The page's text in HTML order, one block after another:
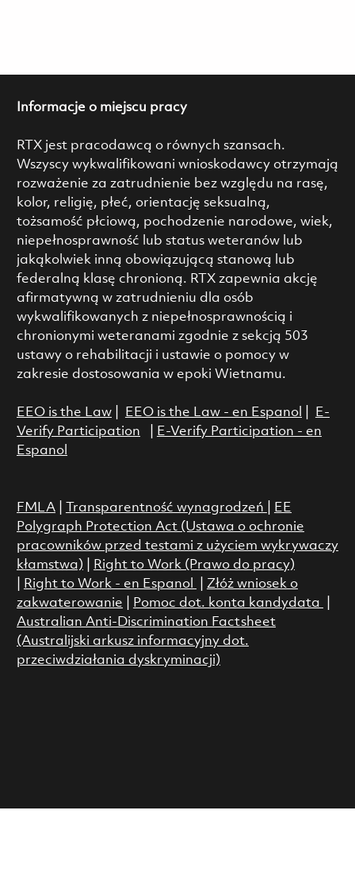
Informacje o miejscu pracy
RTX jest pracodawcą o równych szansach.
Wszyscy wykwalifikowani wnioskodawcy otrzymają
rozważenie za zatrudnienie bez względu na rasę,
kolor, religię, płeć, orientację seksualną,
tożsamość płciową, pochodzenie narodowe, wiek,
niepełnosprawność lub status weteranów lub
jakąkolwiek inną obowiązującą stanową lub
federalną klasę chronioną. RTX zapewnia akcję
afirmatywną w zatrudnieniu dla osób
wykwalifikowanych z niepełnosprawnością i
chronionymi weteranami zgodnie z sekcją 503
ustawy o rehabilitacji i ustawie o pomocy w
zakresie dostosowania w epoki Wietnamu.
EEO is the Law| EEO is the Law - en Espanol
E-
Verify Participation
E-Verify Participation - en
Espanol
FMLA| Transparentność wynagrodzeń
EE
Polygraph Protection Act (Ustawa o ochronie
pracowników przed testami z użyciem wykrywaczy
kłamstwa)
Right to Work (Prawo do pracy)
Right to Work - en Espanol
Złóż wniosek o
zakwaterowanie
Pomoc dot. konta kandydata
Australian Anti-Discrimination Factsheet
(Australijski arkusz informacyjny dot.
przeciwdziałania dyskryminacji)